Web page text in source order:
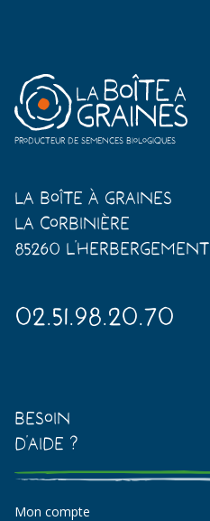
Producteur de semences biologiques
La Boîte à Graines
La Corbinière
85260 L'Herbergement
02.51.98.20.70
Besoin
d'aide ?
Mon compte